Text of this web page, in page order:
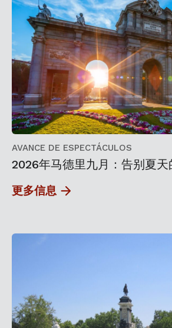
AVANCE DE ESPECTÁCULOS
2026年马德里九月：告别夏天
更多信息